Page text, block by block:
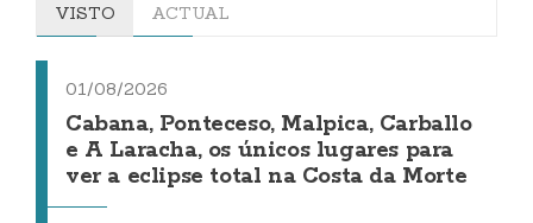
VISTO ACTUAL
01/08/2026
Cabana, Ponteceso, Malpica, Carballo
e A Laracha, os únicos lugares para
ver a eclipse total na Costa da Morte